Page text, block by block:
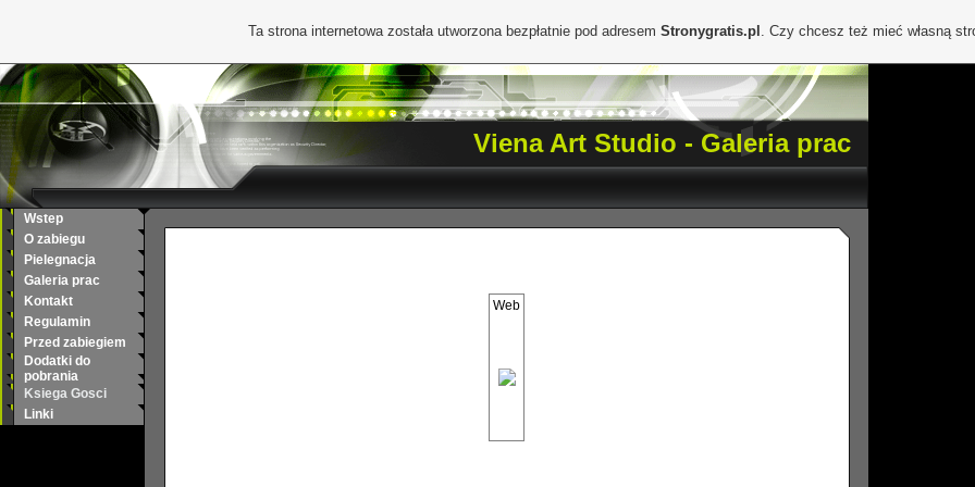
Viena Art Studio - Galeria prac
Wstep
O zabiegu
Pielegnacja
Galeria prac
Kontakt
Regulamin
Przed zabiegiem
Dodatki do
pobrania
Ksiega Gosci
Linki
Web
Ta strona internetowa została utworzona bezpłatnie pod adresem Stronygratis.pl . Czy chcesz też mieć własną